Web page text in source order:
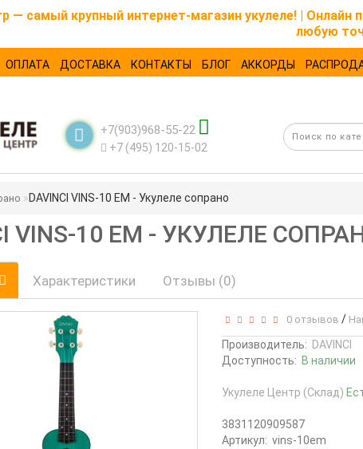
— самый крупный интернет-магазин укулеле! |
любую
ОПЛАТА ДОСТАВКА КОНТАКТЫ БЛОГ АККОРДЫ
+7(903)968-55-22
+7 (495) 120-15-02
DAVINCI VINS-10 EM - Укулеле сопрано
VINS-10 EM - УКУЛЕЛЕ
Характеристики Отзывы (0)
0 отзывов /
Производитель: DAVINCI
Доступность: В наличии
Укулеле Центр (Склад)
3831120909587
Артикул: vins-10em